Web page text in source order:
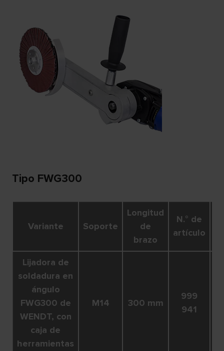
Tipo FWG300
Variante Soporte
Longitud
de
brazo
N.° de
artículo
Lijadora de
soldadura en
ángulo
FWG300 de
WENDT, con
caja de
herramientas
M14 300 mm
999
941